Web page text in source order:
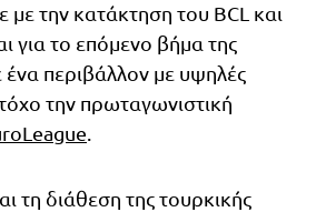
με την κατάκτηση του BCL και
για το επόμενο βήμα της
ένα περιβάλλον με υψηλές
την πρωταγωνιστική
.
τη διάθεση της τουρκικής